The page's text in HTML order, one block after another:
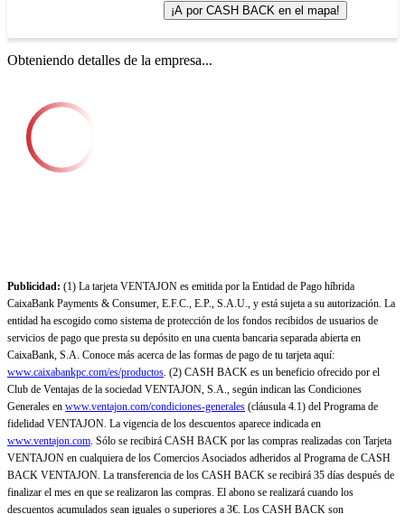
¡A por CASH BACK en el mapa!
Obteniendo detalles de la empresa...
Publicidad: (1) La tarjeta VENTAJON es emitida por la Entidad de Pago híbrida
CaixaBank Payments & Consumer, E.F.C., E.P., S.A.U., y está sujeta a su autorización. La
entidad ha escogido como sistema de protección de los fondos recibidos de usuarios de
servicios de pago que presta su depósito en una cuenta bancaria separada abierta en
CaixaBank, S.A. Conoce más acerca de las formas de pago de tu tarjeta aquí:
www.caixabankpc.com/es/productos. (2) CASH BACK es un beneficio ofrecido por el
Club de Ventajas de la sociedad VENTAJON, S.A., según indican las Condiciones
Generales en www.ventajon.com/condiciones-generales (cláusula 4.1) del Programa de
fidelidad VENTAJON. La vigencia de los descuentos aparece indicada en
www.ventajon.com. Sólo se recibirá CASH BACK por las compras realizadas con Tarjeta
VENTAJON en cualquiera de los Comercios Asociados adheridos al Programa de CASH
BACK VENTAJON. La transferencia de los CASH BACK se recibirá 35 días después de
finalizar el mes en que se realizaron las compras. El abono se realizará cuando los
descuentos acumulados sean iguales o superiores a 3€. Los CASH BACK son